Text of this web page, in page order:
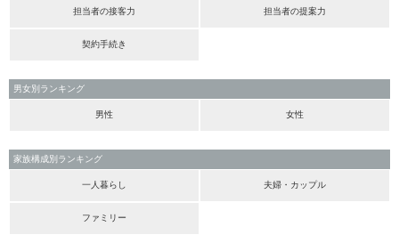
担当者の接客力 担当者の提案力
契約手続き
男女別ランキング
男性 女性
家族構成別ランキング
一人暮らし 夫婦・カップル
ファミリー